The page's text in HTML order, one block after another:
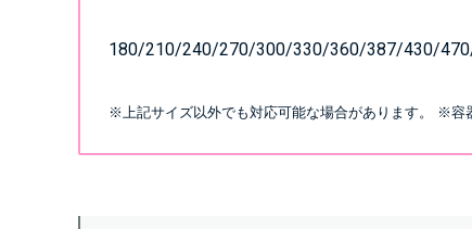
180/210/240/270/300/330/360/387/430/
※上記サイズ以外でも対応可能な場合があります。 ※容